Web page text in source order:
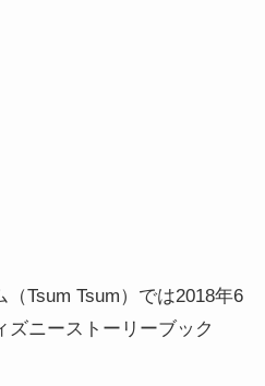
Tsum Tsum）では2018年6
ズニーストーリーブック